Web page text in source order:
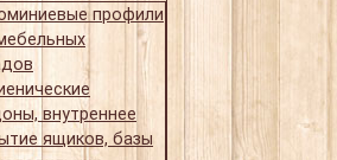
профили
внутреннее
ящиков, базы